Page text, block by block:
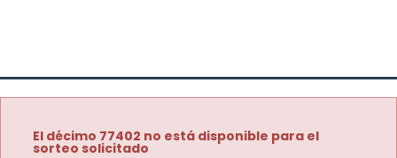
El décimo 77402 no está disponible para el
sorteo solicitado